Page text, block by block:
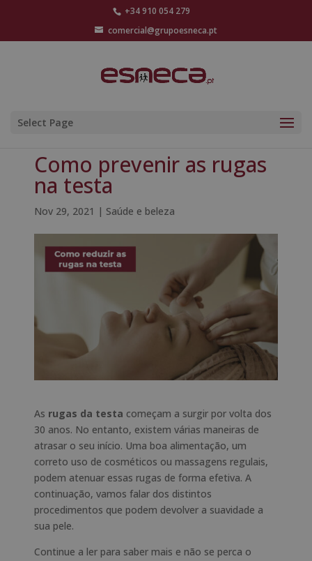
+34 910 054 279
comercial@grupoesneca.pt
Select Page
Como prevenir as rugas
na testa
Nov 29, 2021 | Saúde e beleza
As rugas da testa começam a surgir por volta dos
30 anos. No entanto, existem várias maneiras de
atrasar o seu início. Uma boa alimentação, um
correto uso de cosméticos ou massagens regulais,
podem atenuar essas rugas de forma efetiva. A
continuação, vamos falar dos distintos
procedimentos que podem devolver a suavidade a
sua pele.
Continue a ler para saber mais e não se perca o